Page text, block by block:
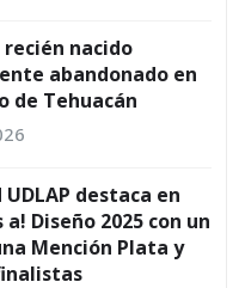
nacido
abandonado en
de Tehuacán
destaca en
Diseño 2025 con un
Mención Plata y